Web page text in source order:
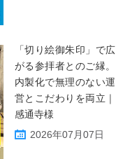
「切り絵御朱印」で広
がる参拝者とのご縁。
内製化で無理のない運
営とこだわりを両立｜
感通寺様
2026年07月07日